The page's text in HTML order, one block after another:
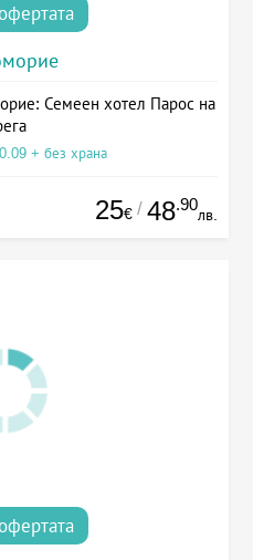
Семеен хотел Парос на
+ без храна
25€ / 48.90
лв.